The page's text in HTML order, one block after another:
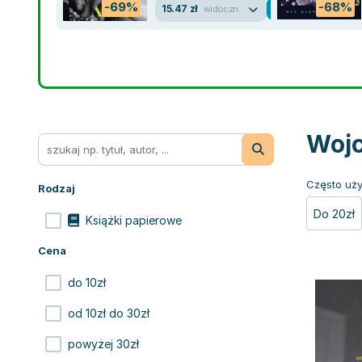
-69% 15.47 zł -68%
Rodzaj
Książki papierowe
Cena
do 10zł
od 10zł do 30zł
powyżej 30zł
Często
Do 20zł